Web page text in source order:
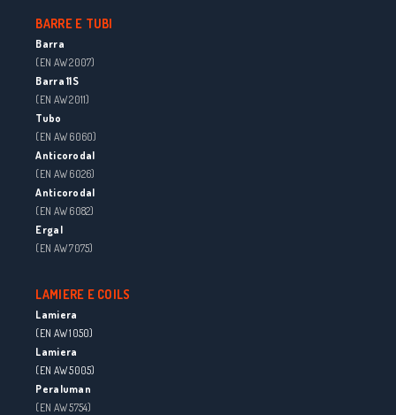
BARRE E TUBI
Barra
(EN AW 2007)
Barra 11S
(EN AW 2011)
Tubo
(EN AW 6060)
Anticorodal
(EN AW 6026)
Anticorodal
(EN AW 6082)
Ergal
(EN AW 7075)
LAMIERE E COILS
Lamiera
(EN AW 1050)
Lamiera
(EN AW 5005)
Peraluman
(EN AW 5754)